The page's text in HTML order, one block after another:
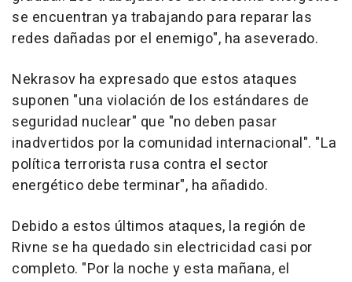
se encuentran ya trabajando para reparar las
redes dañadas por el enemigo", ha aseverado.
Nekrasov ha expresado que estos ataques
suponen "una violación de los estándares de
seguridad nuclear" que "no deben pasar
inadvertidos por la comunidad internacional". "La
política terrorista rusa contra el sector
energético debe terminar", ha añadido.
Debido a estos últimos ataques, la región de
Rivne se ha quedado sin electricidad casi por
completo. "Por la noche y esta mañana, el